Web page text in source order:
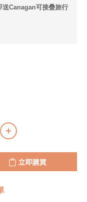
送Canagan可接疊旅行
立即購買